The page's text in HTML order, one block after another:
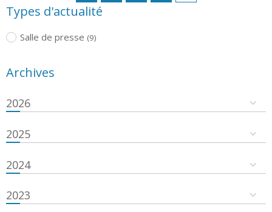
Types d'actualité
Salle de presse (9)
Archives
2026
2025
2024
2023